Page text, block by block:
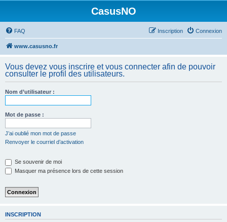
CasusNO
FAQ Connexion
Inscription
www.casusno.fr
Vous devez vous inscrire et vous connecter afin de pouvoir
consulter le profil des utilisateurs.
Nom d’utilisateur :
Mot de passe :
J’ai oublié mon mot de passe
Renvoyer le courriel d’activation
Se souvenir de moi
Masquer ma présence lors de cette session
INSCRIPTION